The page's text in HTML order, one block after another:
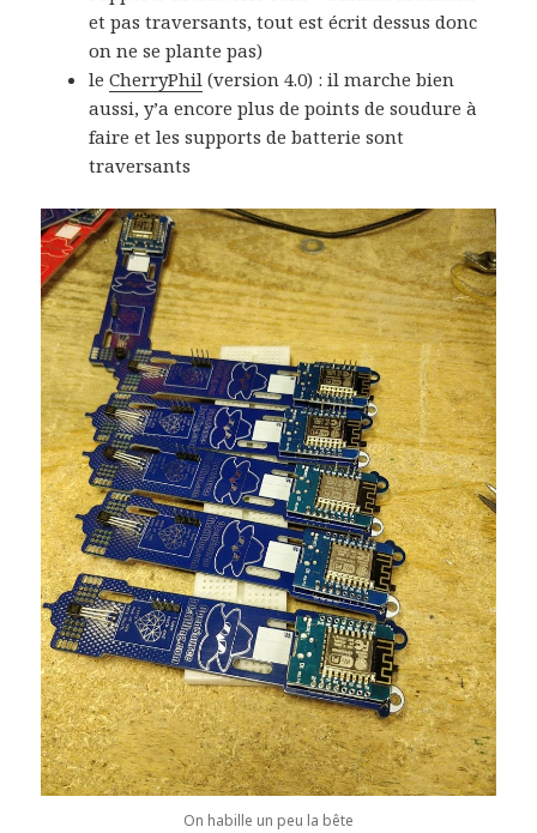
et pas traversants, tout est écrit dessus donc
on ne se plante pas)
leCherryPhil (version 4.0) : il marche bien
aussi, y’a encore plus de points de soudure à
faire et les supports de batterie sont
traversants
On habille un peu la bête